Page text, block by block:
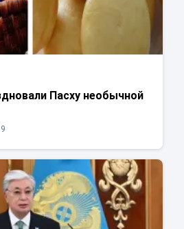
Пасху необычной